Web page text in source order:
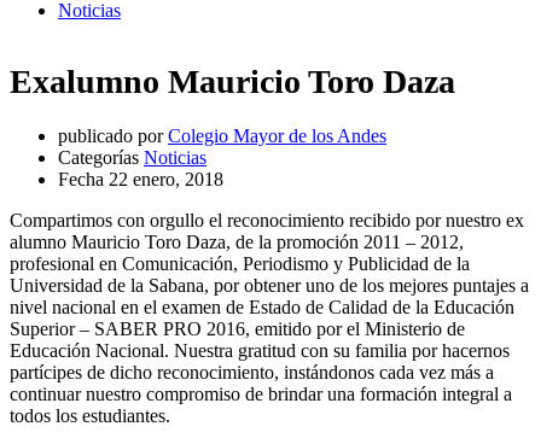
Noticias
Exalumno Mauricio Toro Daza
publicado por Colegio Mayor de los Andes
Categorías Noticias
Fecha 22 enero, 2018
Compartimos con orgullo el reconocimiento recibido por nuestro ex
alumno Mauricio Toro Daza, de la promoción 2011 – 2012,
profesional en Comunicación, Periodismo y Publicidad de la
Universidad de la Sabana, por obtener uno de los mejores puntajes a
nivel nacional en el examen de Estado de Calidad de la Educación
Superior – SABER PRO 2016, emitido por el Ministerio de
Educación Nacional. Nuestra gratitud con su familia por hacernos
partícipes de dicho reconocimiento, instándonos cada vez más a
continuar nuestro compromiso de brindar una formación integral a
todos los estudiantes.